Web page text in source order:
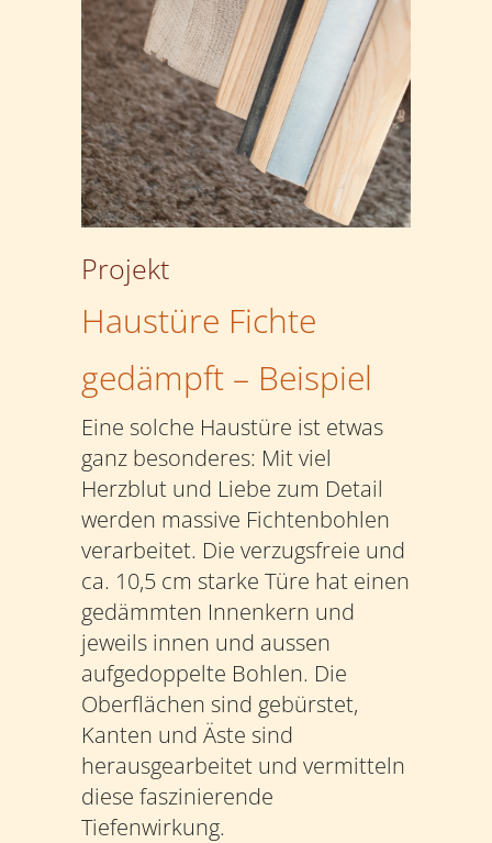
Projekt
Haustüre Fichte
gedämpft – Beispiel
Eine solche Haustüre ist etwas
ganz besonderes: Mit viel
Herzblut und Liebe zum Detail
werden massive Fichtenbohlen
verarbeitet. Die verzugsfreie und
ca. 10,5 cm starke Türe hat einen
gedämmten Innenkern und
jeweils innen und aussen
aufgedoppelte Bohlen. Die
Oberflächen sind gebürstet,
Kanten und Äste sind
herausgearbeitet und vermitteln
diese faszinierende
Tiefenwirkung.